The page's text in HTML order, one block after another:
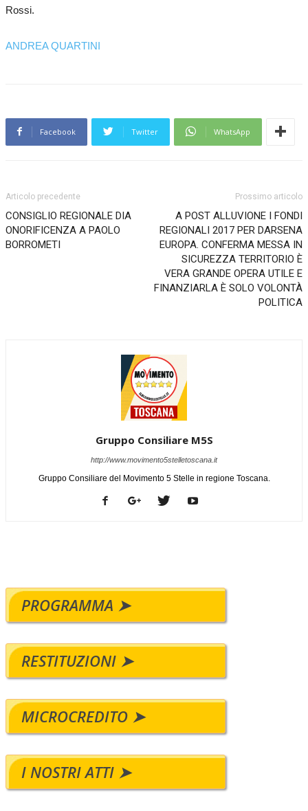
Rossi.
ANDREA QUARTINI
Facebook Twitter WhatsApp
Articolo precedente
CONSIGLIO REGIONALE DIA
ONORIFICENZA A PAOLO
BORROMETI
Prossimo articolo
A POST ALLUVIONE I FONDI
REGIONALI 2017 PER DARSENA
EUROPA. CONFERMA MESSA IN
SICUREZZA TERRITORIO È
VERA GRANDE OPERA UTILE E
FINANZIARLA È SOLO VOLONTÀ
POLITICA
Gruppo Consiliare M5S
http://www.movimento5stelletoscana.it
Gruppo Consiliare del Movimento 5 Stelle in regione Toscana.
PROGRAMMA ➤
RESTITUZIONI ➤
MICROCREDITO ➤
I NOSTRI ATTI ➤